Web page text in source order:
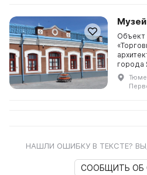
Объект
города
НАШЛИ ОШИБКУ В ТЕКСТЕ?
СООБЩИТЬ ОБ